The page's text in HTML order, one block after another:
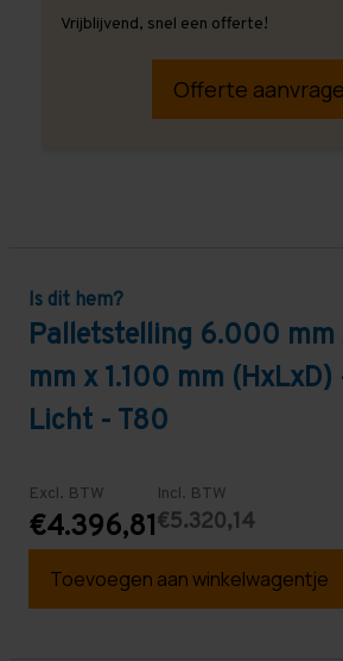
Vrijblijvend, snel een offerte!
Offerte
Is dit hem?
Palletstelling 6.000
mm x 1.100 mm
Licht - T80
Excl. BTW
€4.396,81
Incl. BTW
€5.320,14
Toevoegen aan winkelwagentje